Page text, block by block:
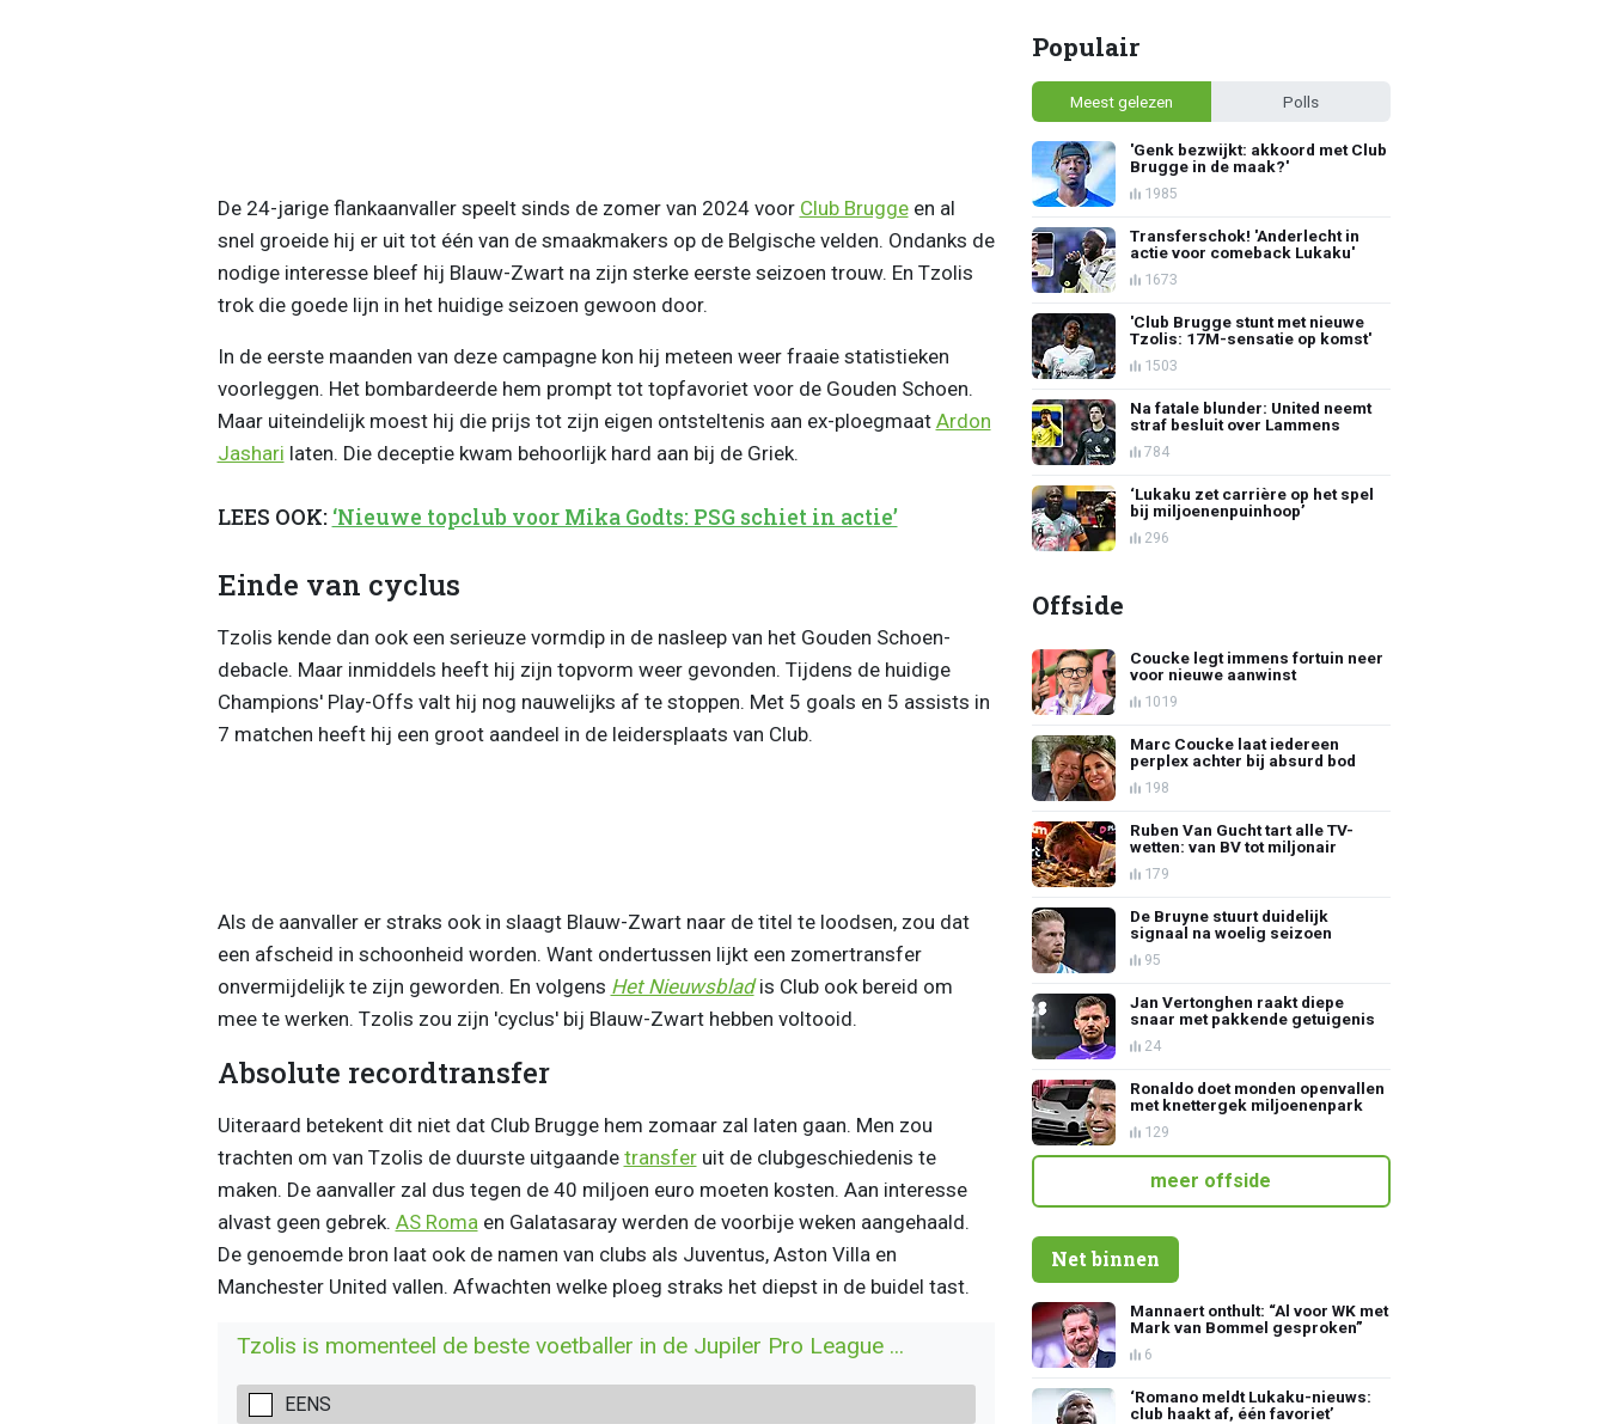
De 24-jarige flankaanvaller speelt sinds de zomer van 2024 voor Club Bruggeen al
snel groeide hij er uit tot één van de smaakmakers op de Belgische velden. Ondanks de
nodige interesse bleef hij Blauw-Zwart na zijn sterke eerste seizoen trouw. En Tzolis
trok die goede lijn in het huidige seizoen gewoon door.
In de eerste maanden van deze campagne kon hij meteen weer fraaie statistieken
voorleggen. Het bombardeerde hem prompt tot topfavoriet voor de Gouden Schoen.
Maar uiteindelijk moest hij die prijs tot zijn eigen ontsteltenis aan ex-ploegmaat Ardon
Jashari laten. Die deceptie kwam behoorlijk hard aan bij de Griek.
LEES OOK: ‘Nieuwe topclub voor Mika Godts: PSG schiet in actie’
Einde van cyclus
Tzolis kende dan ook een serieuze vormdip in de nasleep van het Gouden Schoen-
debacle. Maar inmiddels heeft hij zijn topvorm weer gevonden. Tijdens de huidige
Champions' Play-Offs valt hij nog nauwelijks af te stoppen. Met 5 goals en 5 assists in
7 matchen heeft hij een groot aandeel in de leidersplaats van Club.
Als de aanvaller er straks ook in slaagt Blauw-Zwart naar de titel te loodsen, zou dat
een afscheid in schoonheid worden. Want ondertussen lijkt een zomertransfer
onvermijdelijk te zijn geworden. En volgens Het Nieuwsbladis Club ook bereid om
mee te werken. Tzolis zou zijn 'cyclus' bij Blauw-Zwart hebben voltooid.
Absolute recordtransfer
Uiteraard betekent dit niet dat Club Brugge hem zomaar zal laten gaan. Men zou
trachten om van Tzolis de duurste uitgaande transferuit de clubgeschiedenis te
maken. De aanvaller zal dus tegen de 40 miljoen euro moeten kosten. Aan interesse
alvast geen gebrek. AS Roma en Galatasaray werden de voorbije weken aangehaald.
De genoemde bron laat ook de namen van clubs als Juventus, Aston Villa en
Manchester United vallen. Afwachten welke ploeg straks het diepst in de buidel tast.
Tzolis is momenteel de beste voetballer in de Jupiler Pro League ...
EENS
Populair
Meest gelezen Polls
'Genk bezwijkt: akkoord met Club
Brugge in de maak?'
1985
Transferschok! 'Anderlecht in
actie voor comeback Lukaku'
1673
'Club Brugge stunt met nieuwe
Tzolis: 17M-sensatie op komst'
1503
Na fatale blunder: United neemt
straf besluit over Lammens
784
‘Lukaku zet carrière op het spel
bij miljoenenpuinhoop’
296
Offside
Coucke legt immens fortuin neer
voor nieuwe aanwinst
1019
Marc Coucke laat iedereen
perplex achter bij absurd bod
198
Ruben Van Gucht tart alle TV-
wetten: van BV tot miljonair
179
De Bruyne stuurt duidelijk
signaal na woelig seizoen
95
Jan Vertonghen raakt diepe
snaar met pakkende getuigenis
24
Ronaldo doet monden openvallen
met knettergek miljoenenpark
129
meer offside
Net binnen
Mannaert onthult: “Al voor WK met
Mark van Bommel gesproken”
6
‘Romano meldt Lukaku-nieuws:
club haakt af, één favoriet’